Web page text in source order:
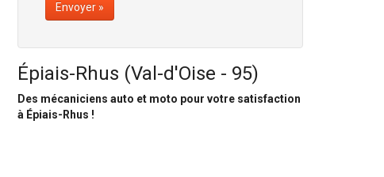
Envoyer »
Épiais-Rhus (Val-d'Oise - 95)
Des mécaniciens auto et moto pour votre satisfaction
à Épiais-Rhus !